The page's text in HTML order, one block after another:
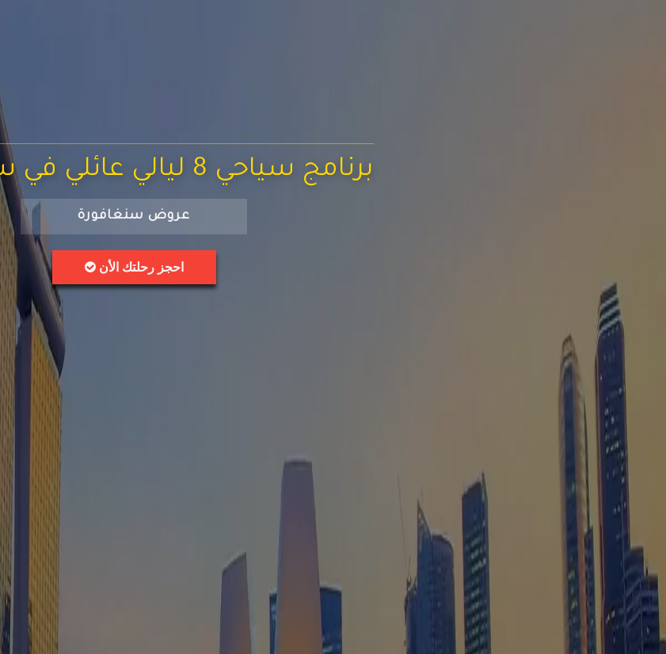
برنامج سياحي 8 ليالي عائلي في سنغافورة
عروض سنغافورة
احجز رحلتك الأن